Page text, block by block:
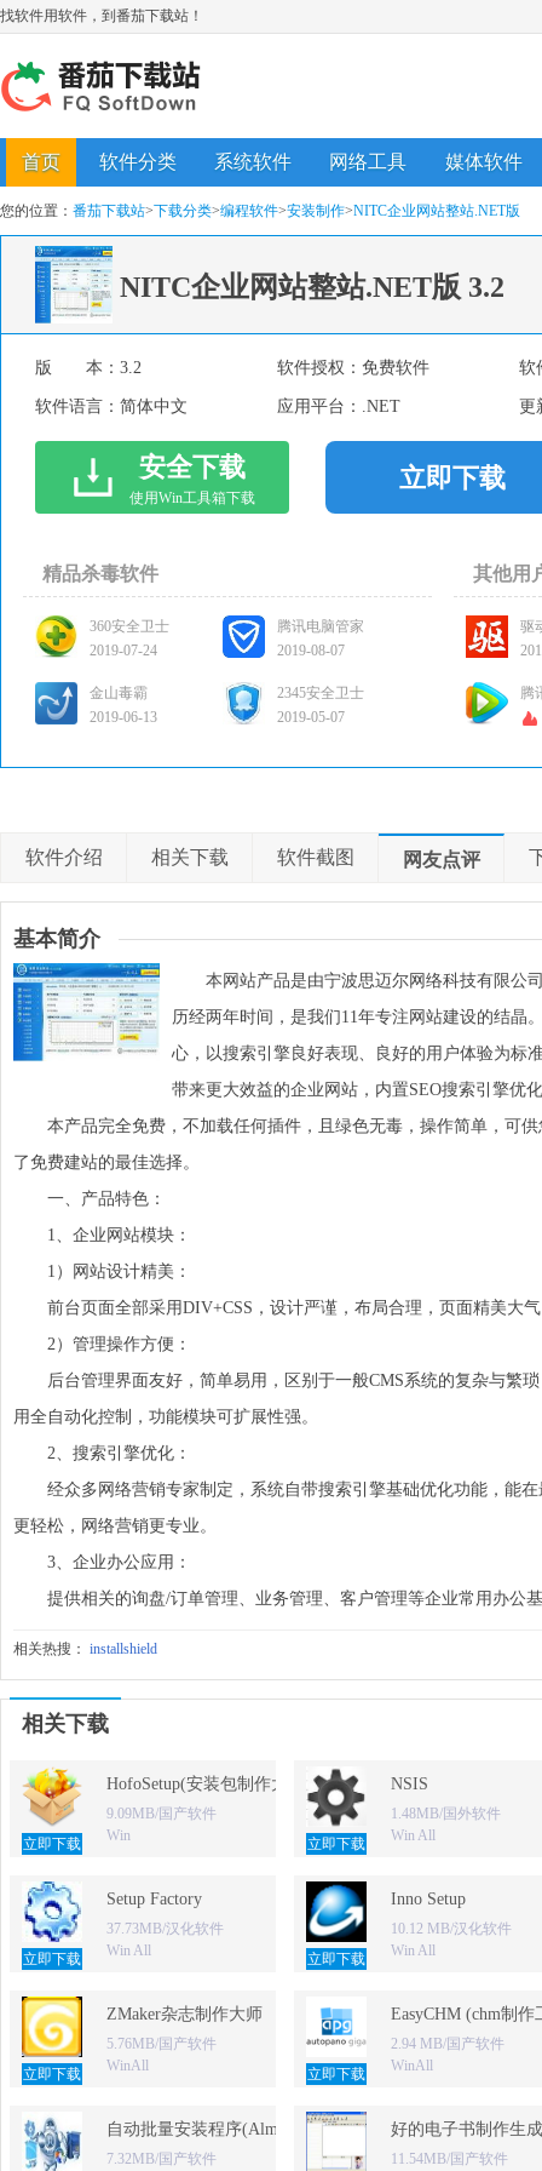
找软件用软件，到番茄下载站！
首页 软件分类 系统软件 网络工具 媒体软件
您的位置： 番茄下载站>下载分类>编程软件>安装制作>NITC企业网站整站.NET版
NITC企业网站整站.NET版 3.2
版 本： 3.2 软件授权： 免费软件 软
软件语言： 简体中文 应用平台： .NET 更
安全下载
使用Win工具箱下载
立即下载
精品杀毒软件
360安全卫士
2019-07-24
腾讯电脑管家
2019-08-07
金山毒霸
2019-06-13
2345安全卫士
2019-05-07
其他用
驱
腾
软件介绍 相关下载 软件截图 网友点评
基本简介
本网站产品是由宁波思迈尔网络科技有限公
历经两年时间，是我们11年专注网站建设的结晶
心，以搜索引擎良好表现、良好的用户体验为标
带来更大效益的企业网站，内置SEO搜索引擎优
本产品完全免费，不加载任何插件，且绿色无毒，操作简单，可供
了免费建站的最佳选择。
一、产品特色：
1、企业网站模块：
1）网站设计精美：
前台页面全部采用DIV+CSS，设计严谨，布局合理，页面精美大
2）管理操作方便：
后台管理界面友好，简单易用，区别于一般CMS系统的复杂与繁琐
用全自动化控制，功能模块可扩展性强。
2、搜索引擎优化：
经众多网络营销专家制定，系统自带搜索引擎基础优化功能，能在
更轻松，网络营销更专业。
3、企业办公应用：
提供相关的询盘/订单管理、业务管理、客户管理等企业常用办公
相关热搜： installshield
相关下载
立即下载
HofoSetup(安装包制作大师)
9.09MB/国产软件
Win
立即下载
NSIS
1.48MB/国外软件
Win All
立即下载
Setup Factory
37.73MB/汉化软件
Win All
立即下载
Inno Setup
10.12 MB/汉化软件
Win All
立即下载
ZMaker杂志制作大师
5.76MB/国产软件
WinAll
立即下载
EasyCHM (chm制作
2.94 MB/国产软件
WinAll
自动批量安装程序(Almeza MultiSet)
7.32MB/国产软件
好的电子书制作生
11.54MB/国产软件